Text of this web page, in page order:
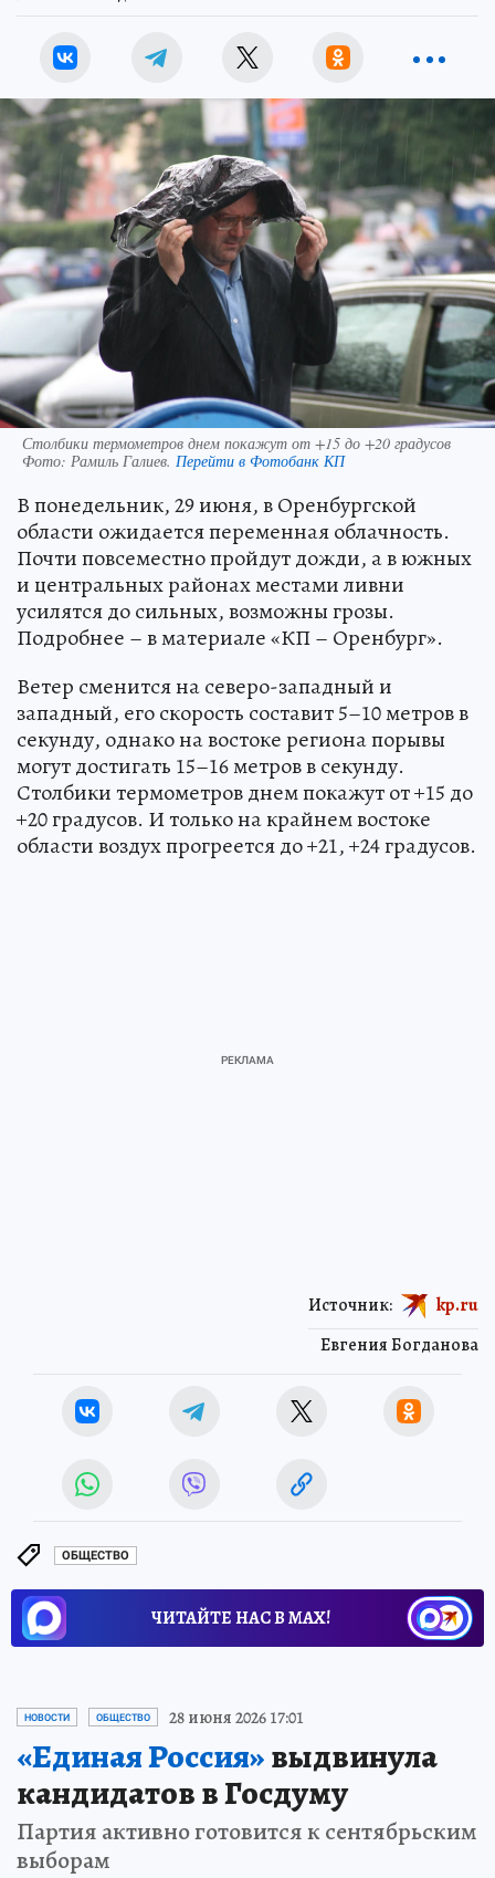
Столбики термометров днем покажут от +15 до +20 градусов
Фото: Рамиль Галиев. Перейти в Фотобанк КП
В понедельник, 29 июня, в Оренбургской
области ожидается переменная облачность.
Почти повсеместно пройдут дожди, а в южных
и центральных районах местами ливни
усилятся до сильных, возможны грозы.
Подробнее – в материале «КП – Оренбург».
Ветер сменится на северо-западный и
западный, его скорость составит 5–10 метров в
секунду, однако на востоке региона порывы
могут достигать 15–16 метров в секунду.
Столбики термометров днем покажут от +15 до
+20 градусов. И только на крайнем востоке
области воздух прогреется до +21, +24 градусов.
Евгения Богданова
Источник: kp.ru
ОБЩЕСТВО
ЧИТАЙТЕ НАС В МАХ!
НОВОСТИ ОБЩЕСТВО 28 июня 2026 17:01
«Единая Россия»выдвинула
кандидатов в Госдуму
Партия активно готовится к сентябрьским
выборам